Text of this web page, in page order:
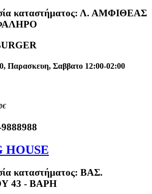
καταστήματος: Λ. ΑΜΦΙΘΕΑΣ
Παρασκευη, Σαββατο 12:00-02:00
HOUSE
καταστήματος: ΒΑΣ.
43 - ΒΑΡΗ